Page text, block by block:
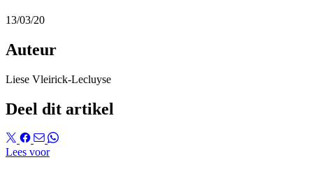
13/03/20
Auteur
Liese Vleirick-Lecluyse
Deel dit artikel
Lees voor